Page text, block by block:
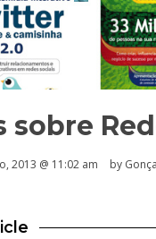
sobre
2013 @ 11:02 am by